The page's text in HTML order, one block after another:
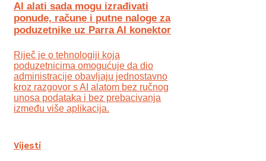
AI alati sada mogu izrađivati
ponude, račune i putne naloge za
poduzetnike uz Parra AI konektor
Riječ je o tehnologiji koja
poduzetnicima omogućuje da dio
administracije obavljaju jednostavno
kroz razgovor s AI alatom bez ručnog
unosa podataka i bez prebacivanja
između više aplikacija.
Vijesti